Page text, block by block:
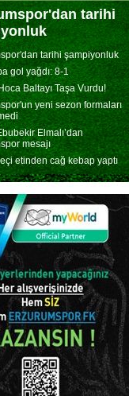
tarihi
tarihi şampiyonluk
gol yağdı: 8-1
Baltayı Taşa Vurdu!
yeni sezon formaları
Elmalı’dan
mesajı
etinden cağ kebap yaptı